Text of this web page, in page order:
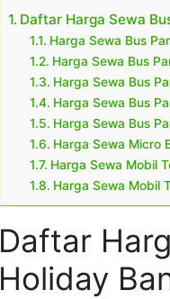
Daftar Harga Sewa
Harga Sewa Bus
Harga Sewa Bus
Harga Sewa Bus
Harga Sewa Bus
Harga Sewa Bus
Harga Sewa Micro
Harga Sewa Mobil
Harga Sewa Mobil
Daftar
Holiday